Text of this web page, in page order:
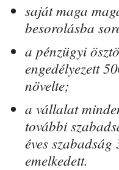
saját maga
besorolásba
a pénzügyi
engedélyezett
növelte;
a vállalat
további
éves
emelkedett.